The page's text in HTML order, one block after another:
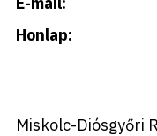
Honlap:
Miskolc-Diósgyőri